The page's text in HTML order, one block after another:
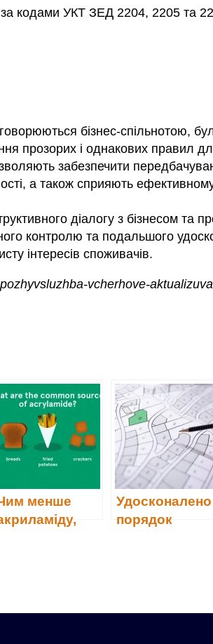
кодами УКТ ЗЕД 2204, 2205 та
бізнес-спільнотою,
прозорих і однакових правил
забезпечити
а також сприяють
діалогу з бізнесом та
контролю та подальшого
інтересів споживачів.
vcherhove-
менше
Удосконалено
порядок